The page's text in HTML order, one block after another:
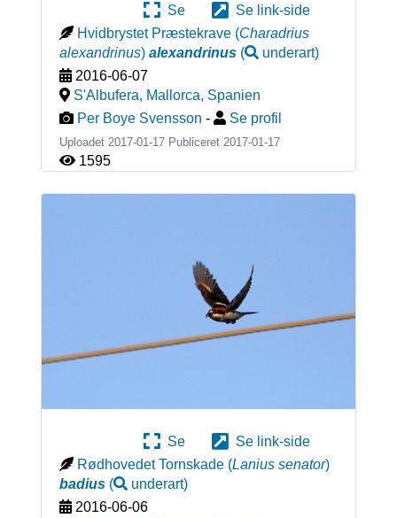
Se
Se link-side
Hvidbrystet Præstekrave (Charadrius
alexandrinus) alexandrinus( underart)
2016-06-07
S'Albufera, Mallorca, Spanien
Per Boye Svensson - Se profil
Uploadet 2017-01-17 Publiceret 2017-01-17
1595
Se
Se link-side
Rødhovedet Tornskade (Lanius senator)
badius( underart)
2016-06-06